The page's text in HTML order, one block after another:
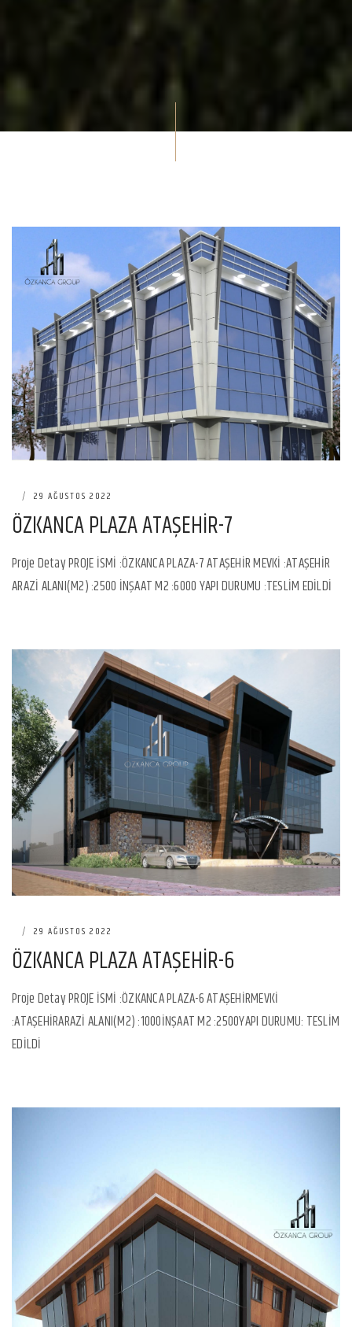
| 29 AĞUSTOS 2022
ÖZKANCA PLAZA ATAŞEHİR-7
Proje Detay PROJE İSMİ :ÖZKANCA PLAZA-7 ATAŞEHİR MEVKİ :ATAŞEHİR
ARAZİ ALANI(M2) :2500 İNŞAAT M2 :6000 YAPI DURUMU :TESLİM EDİLDİ
| 29 AĞUSTOS 2022
ÖZKANCA PLAZA ATAŞEHİR-6
Proje Detay PROJE İSMİ :ÖZKANCA PLAZA-6 ATAŞEHİRMEVKİ
:ATAŞEHİRARAZİ ALANI(M2) :1000İNŞAAT M2 :2500YAPI DURUMU: TESLİM
EDİLDİ